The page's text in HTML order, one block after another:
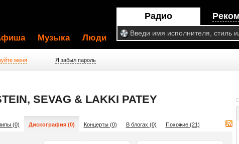
Радио
Музыка Люди
меня Я забыл пароль
SEVAG & LAKKI PATEY
(0) Дискография (0) Концерты (0) В блогах (0) Похожие (21)